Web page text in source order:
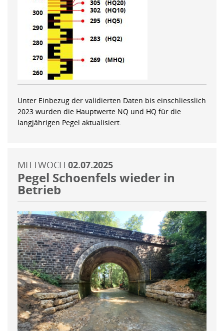
Unter Einbezug der validierten Daten bis einschliesslich
2023 wurden die Hauptwerte NQ und HQ für die
langjährigen Pegel aktualisiert.
MITTWOCH 02.07.2025
Pegel Schoenfels wieder in
Betrieb